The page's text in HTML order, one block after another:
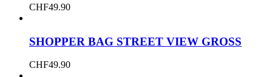
CHF49.90
SHOPPER BAG STREET VIEW GROSS
CHF49.90